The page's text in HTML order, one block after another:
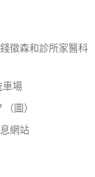
徵森和診所家醫科
車場
圖）
網站